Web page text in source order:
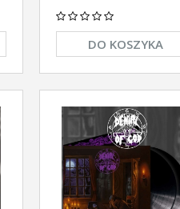
DO KOSZYKA